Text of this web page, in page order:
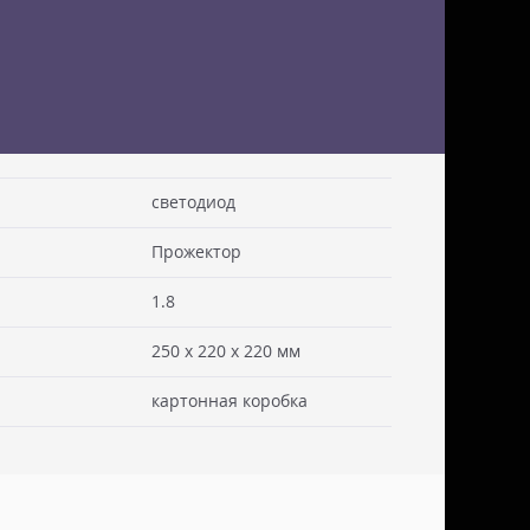
Стоимость доставки включаем в товар.
Документы отправляем с заказом или по ЭДО.
службы СДЭК осуществляем в течении 3-5
и от суммы заказа не менее 50.000
светодиод
Прожектор
1.8
250 x 220 x 220 мм
картонная коробка